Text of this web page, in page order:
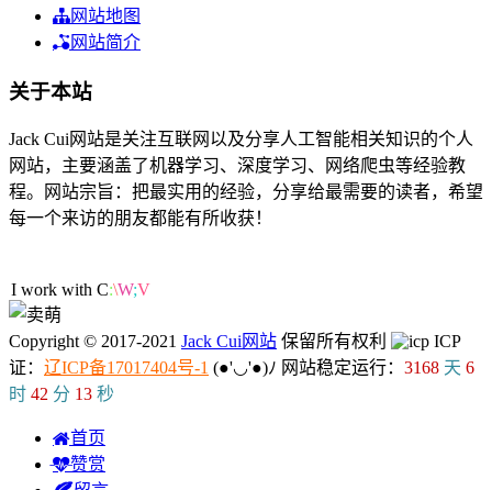
网站地图
网站简介
关于本站
Jack Cui网站是关注互联网以及分享人工智能相关知识的个人
网站，主要涵盖了机器学习、深度学习、网络爬虫等经验教
程。网站宗旨：把最实用的经验，分享给最需要的读者，希望
每一个来访的朋友都能有所收获！
I work with KFf==
Copyright © 2017-2021 Jack Cui网站 保留所有权利
ICP
证： 辽ICP备17017404号-1 (●'◡'●)ﾉ 网站稳定运行： 3168 天 6
时 42 分 14 秒
首页
赞赏